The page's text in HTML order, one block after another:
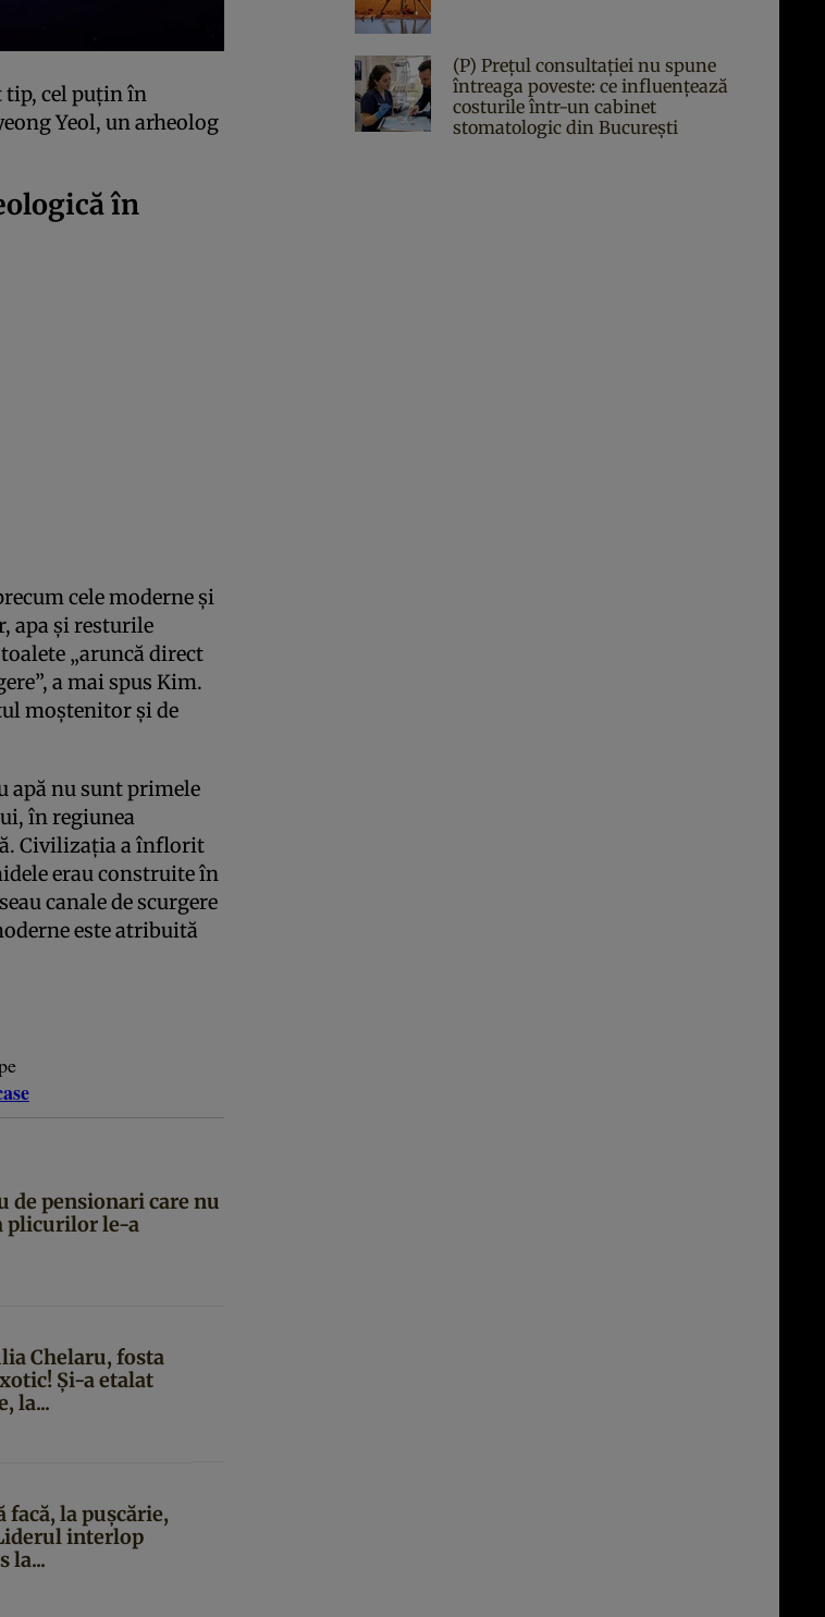
tip, cel puțin în
Yeol, un arheolog
în
cele moderne și
apa și resturile
„aruncă direct
a mai spus Kim.
moștenitor și de
apă nu sunt primele
în regiunea
Civilizația a înflorit
erau construite în
canale de scurgere
este atribuită
de pensionari care nu
plicurilor le-a
Chelaru, fosta
Și-a etalat
la...
facă, la pușcărie,
interlop
la...
(P) Prețul consultației nu spune
întreaga poveste: ce influențează
costurile într-un cabinet
stomatologic din București